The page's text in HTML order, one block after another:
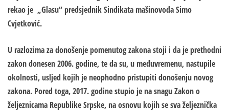
rekao je „Glasu“ predsjednik Sindikata mašinovođa Simo
Cvjetković.
U razlozima za donošenje pomenutog zakona stoji i da je prethodni
zakon donesen 2006. godine, te da su, u međuvremenu, nastupile
okolnosti, usljed kojih je neophodno pristupiti donošenju novog
zakona. Pored toga, 2017. godine stupio je na snagu Zakon o
željeznicama Republike Srpske, na osnovu kojih se sva željeznička